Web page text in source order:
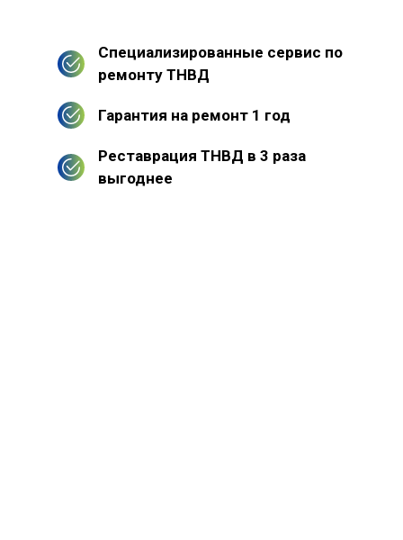
Специализированные сервис по
ремонту ТНВД
Гарантия на ремонт 1 год
Реставрация ТНВД в 3 раза
выгоднее